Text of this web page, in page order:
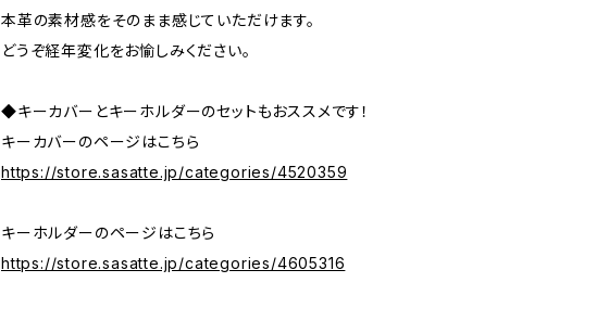
本革の素材感をそのまま感じていただけます。
どうぞ経年変化をお愉しみください。
◆キーカバーとキーホルダーのセットもおススメです！
キーカバーのページはこちら
https://store.sasatte.jp/categories/4520359
キーホルダーのページはこちら
https://store.sasatte.jp/categories/4605316